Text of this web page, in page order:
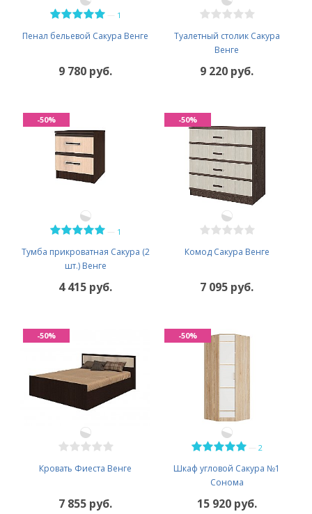
1
Пенал бельевой Сакура Венге
9 780 руб.
Туалетный столик Сакура
Венге
9 220 руб.
1
Тумба прикроватная Сакура (2
шт.) Венге
4 415 руб.
-50%
Комод Сакура Венге
7 095 руб.
-50%
Кровать Фиеста Венге
7 855 руб.
-50%
2
Шкаф угловой Сакура №1
Сонома
15 920 руб.
-50%